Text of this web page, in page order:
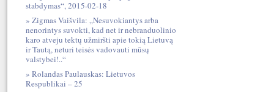
stabdymas“, 2015-02-18
Zigmas Vaišvila: „Nesuvokiantys arba
nenorintys suvokti, kad net ir nebranduolinio
karo atveju tektų užmiršti apie tokią Lietuvą
ir Tautą, neturi teisės vadovauti mūsų
valstybei!..“
Rolandas Paulauskas: Lietuvos
Respublikai – 25